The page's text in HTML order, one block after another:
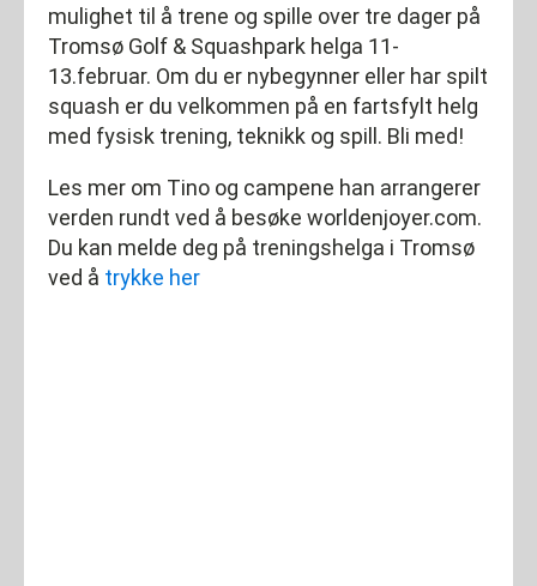
mulighet til å trene og spille over tre dager på
Tromsø Golf & Squashpark helga 11-
13.februar. Om du er nybegynner eller har spilt
squash er du velkommen på en fartsfylt helg
med fysisk trening, teknikk og spill. Bli med!
Les mer om Tino og campene han arrangerer
verden rundt ved å besøke worldenjoyer.com.
Du kan melde deg på treningshelga i Tromsø
ved å trykke her